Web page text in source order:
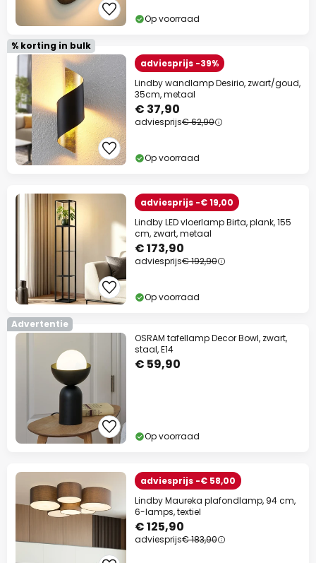
Op voorraad
% korting in bulk
adviesprijs -39%
Lindby wandlamp Desirio, zwart/goud,
35cm, metaal
€ 37,90
adviesprijs€ 62,90
Op voorraad
adviesprijs -€ 19,00
Lindby LED vloerlamp Birta, plank, 155
cm, zwart, metaal
€ 173,90
adviesprijs€ 192,90
Op voorraad
Advertentie
OSRAM tafellamp Decor Bowl, zwart,
staal, E14
€ 59,90
Op voorraad
adviesprijs -€ 58,00
Lindby Maureka plafondlamp, 94 cm,
6-lamps, textiel
€ 125,90
adviesprijs€ 183,90